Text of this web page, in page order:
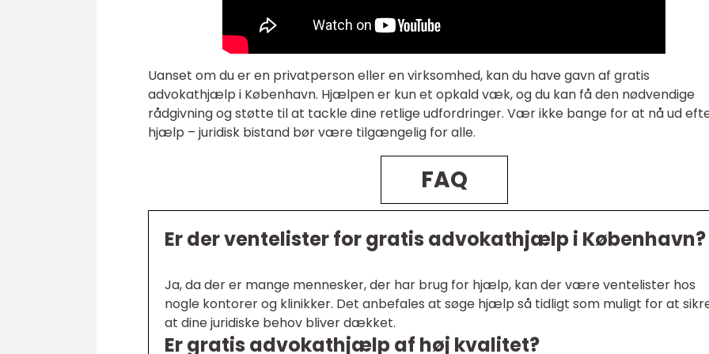
Uanset om du er en privatperson eller en virksomhed, kan du have gavn af gratis
advokathjælp i København. Hjælpen er kun et opkald væk, og du kan få den nødvendige
rådgivning og støtte til at tackle dine retlige udfordringer. Vær ikke bange for at nå ud
hjælp – juridisk bistand bør være tilgængelig for alle.
FAQ
Er der ventelister for gratis advokathjælp i København?
Ja, da der er mange mennesker, der har brug for hjælp, kan der være ventelister hos
nogle kontorer og klinikker. Det anbefales at søge hjælp så tidligt som muligt for at
at dine juridiske behov bliver dækket.
Er gratis advokathjælp af høj kvalitet?